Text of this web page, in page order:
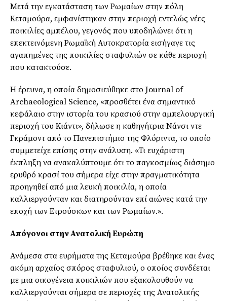
Μετά την εγκατάσταση των Ρωμαίων στην πόλη
Κεταμούρα, εμφανίστηκαν στην περιοχή εντελώς νέες
ποικιλίες αμπέλου, γεγονός που υποδηλώνει ότι η
επεκτεινόμενη Ρωμαϊκή Αυτοκρατορία εισήγαγε τις
αγαπημένες της ποικιλίες σταφυλιών σε κάθε περιοχή
που κατακτούσε.
Η έρευνα, η οποία δημοσιεύθηκε στο Journal of
Archaeological Science, «προσθέτει ένα σημαντικό
κεφάλαιο στην ιστορία του κρασιού στην αμπελουργική
περιοχή του Κιάντι», δήλωσε η καθηγήτρια Νάνσι ντε
Γκράμοντ από το Πανεπιστήμιο της Φλόριντα, το οποίο
συμμετείχε επίσης στην ανάλυση. «Τι ευχάριστη
έκπληξη να ανακαλύπτουμε ότι το παγκοσμίως διάσημο
ερυθρό κρασί του σήμερα είχε στην πραγματικότητα
προηγηθεί από μια λευκή ποικιλία, η οποία
καλλιεργούνταν και διατηρούνταν επί αιώνες κατά την
εποχή των Ετρούσκων και των Ρωμαίων.».
Απόγονοι στην Ανατολική Ευρώπη
Ανάμεσα στα ευρήματα της Κεταμούρα βρέθηκε και ένας
ακόμη αρχαίος σπόρος σταφυλιού, ο οποίος συνδέεται
με μια οικογένεια ποικιλιών που εξακολουθούν να
καλλιεργούνται σήμερα σε περιοχές της Ανατολικής